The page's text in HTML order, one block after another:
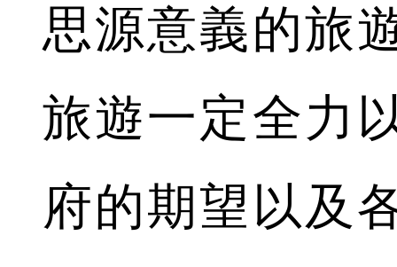
思源意義的旅
旅遊一定全力
府的期望以及